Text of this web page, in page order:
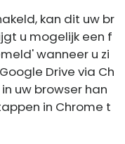
kan dit uw br
u mogelijk een f
wanneer u zi
Drive via Ch
uw browser han
in Chrome t